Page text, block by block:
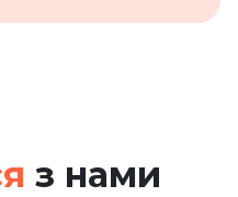
з нами